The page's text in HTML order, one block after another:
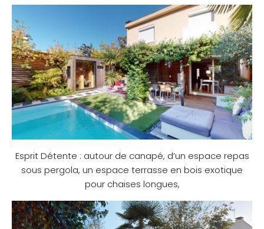
Esprit Détente : autour de canapé, d’un espace repas
sous pergola, un espace terrasse en bois exotique
pour chaises longues,